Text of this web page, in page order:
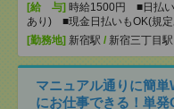
[給 与] 時給1500円 ■日払
あり) ■現金日払いもOK(規
[勤務地] 新宿駅 / 新宿三丁目駅
マニュアル通りに簡
にお仕事できる！単